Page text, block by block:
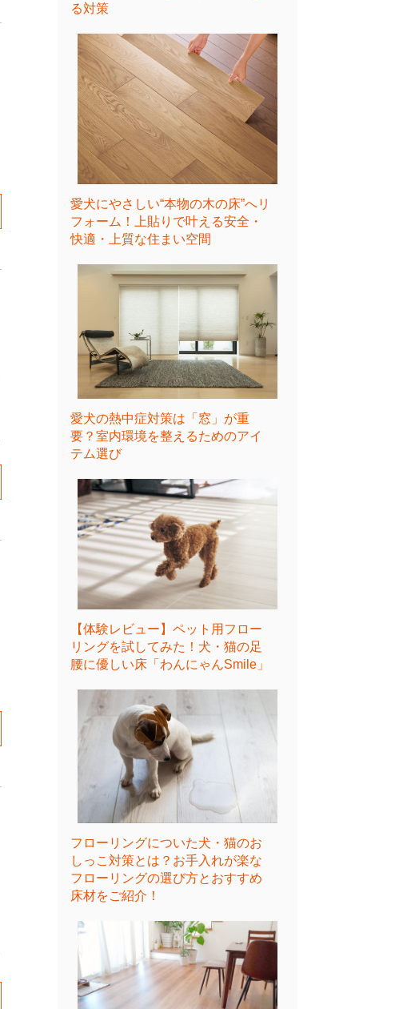
る対策
愛犬にやさしい“本物の木の床”へリ
フォーム！上貼りで叶える安全・
快適・上質な住まい空間
愛犬の熱中症対策は「窓」が重
要？室内環境を整えるためのアイ
テム選び
【体験レビュー】ペット用フロー
リングを試してみた！犬・猫の足
腰に優しい床「わんにゃんSmile」
フローリングについた犬・猫のお
しっこ対策とは？お手入れが楽な
フローリングの選び方とおすすめ
床材をご紹介！